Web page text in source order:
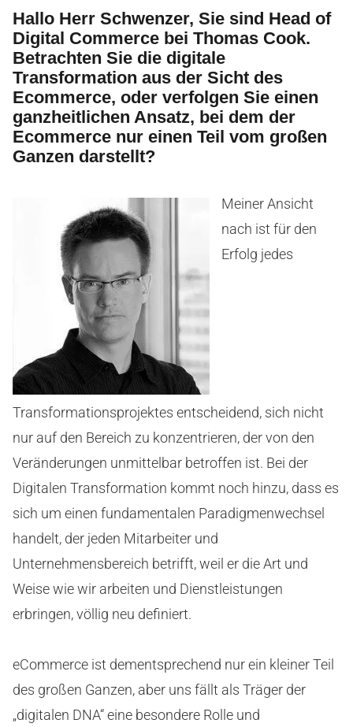
Hallo Herr Schwenzer, Sie sind Head of
Digital Commerce bei Thomas Cook.
Betrachten Sie die digitale
Transformation aus der Sicht des
Ecommerce, oder verfolgen Sie einen
ganzheitlichen Ansatz, bei dem der
Ecommerce nur einen Teil vom großen
Ganzen darstellt?
Meiner Ansicht
nach ist für den
Erfolg jedes
Transformationsprojektes entscheidend, sich nicht
nur auf den Bereich zu konzentrieren, der von den
Veränderungen unmittelbar betroffen ist. Bei der
Digitalen Transformation kommt noch hinzu, dass es
sich um einen fundamentalen Paradigmenwechsel
handelt, der jeden Mitarbeiter und
Unternehmensbereich betrifft, weil er die Art und
Weise wie wir arbeiten und Dienstleistungen
erbringen, völlig neu definiert.
eCommerce ist dementsprechend nur ein kleiner Teil
des großen Ganzen, aber uns fällt als Träger der
„digitalen DNA“ eine besondere Rolle und